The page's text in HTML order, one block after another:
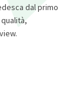
dal primo